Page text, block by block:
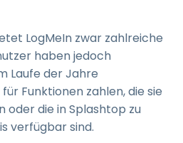
LogMeIn zwar zahlreiche
haben jedoch
Laufe der Jahre
Funktionen zahlen, die sie
die in Splashtop zu
verfügbar sind.